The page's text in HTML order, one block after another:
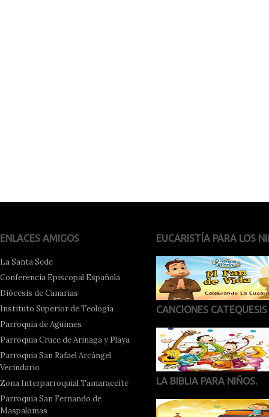
ENLACES AMIGOS
La Santa Sede
Conferencia Episcopal Española
Diócesis de Canarias
Instituto Superior de Teología
Parroquia de Agüimes
Parroquia Cruce de Arinaga y Playa
Parroquia San Rafael Arcángel
Vecindario
Zona Interparroquial Tamaraceite
Parroquia San Fernando de
Maspalomas
EUCARISTÍA PARA LOS
CANCIONES CATEQUESIS
LA BIBLIA PARA NIÑOS.